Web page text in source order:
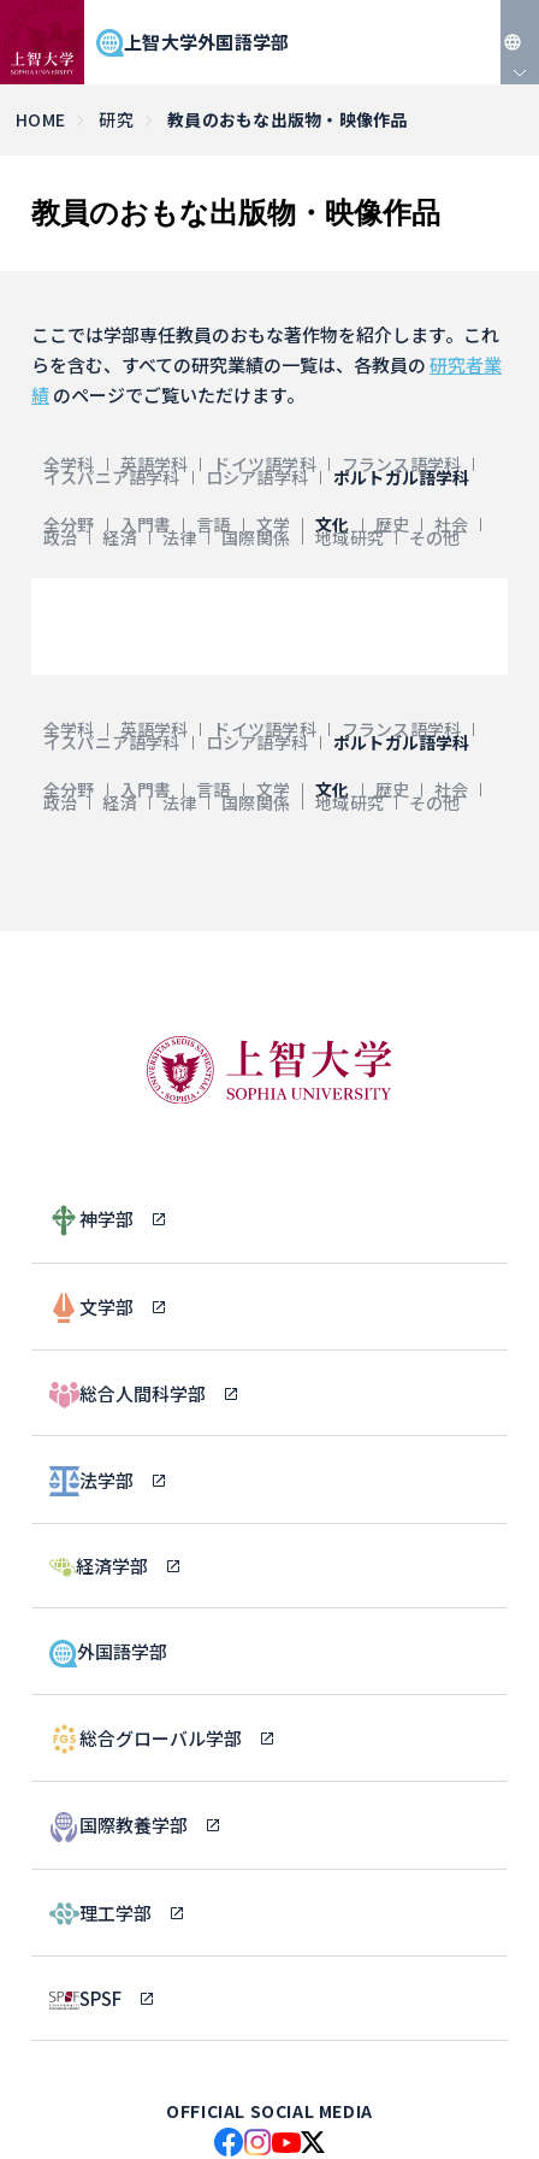
上智大学外国語学部
HOME 研究 教員のおもな出版物・映像作品
教員のおもな出版物・映像作品
ここでは学部専任教員のおもな著作物を紹介します。これ
らを含む、すべての研究業績の一覧は、各教員の研究者業
績のページでご覧いただけます。
全学科 英語学科 ドイツ語学科 フランス語学科
イスパニア語学科 ロシア語学科
ポルトガル語学科
全分野
入門書 言語 文学 文化 歴史 社会
政治 経済 法律 国際関係 地域研究 その他
全学科 英語学科 ドイツ語学科 フランス語学科
イスパニア語学科 ロシア語学科
ポルトガル語学科
全分野
入門書 言語 文学 文化 歴史 社会
政治 経済 法律 国際関係 地域研究 その他
神学部
文学部
総合人間科学部
法学部
経済学部
外国語学部
総合グローバル学部
国際教養学部
理工学部
SPSF
OFFICIAL SOCIAL MEDIA